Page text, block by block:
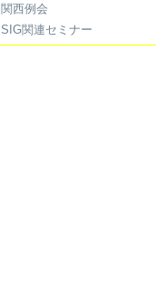
関西例会
SIG関連セミナー